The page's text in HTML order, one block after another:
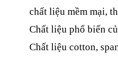
chất liệu mềm mại,
Chất liệu phổ biến
Chất liệu cotton,